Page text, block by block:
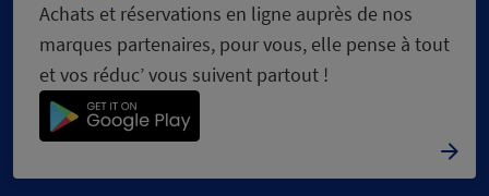
Achats et réservations en ligne auprès de nos
marques partenaires, pour vous, elle pense à tout
et vos réduc’ vous suivent partout !